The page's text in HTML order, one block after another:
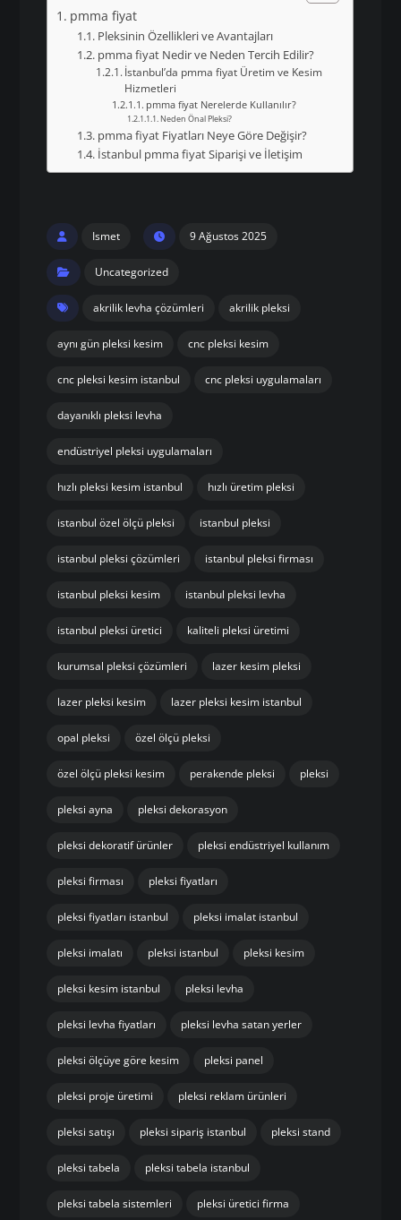
pmma fiyat
Pleksinin Özellikleri ve Avantajları
pmma fiyat Nedir ve Neden Tercih Edilir?
İstanbul’da pmma fiyat Üretim ve Kesim
Hizmetleri
pmma fiyat Nerelerde Kullanılır?
Neden Önal Pleksi?
pmma fiyat Fiyatları Neye Göre Değişir?
İstanbul pmma fiyat Siparişi ve İletişim
Ismet 9 Ağustos 2025
Uncategorized
akrilik levha çözümleri akrilik pleksi
aynı gün pleksi kesim cnc pleksi kesim
cnc pleksi kesim istanbul cnc pleksi uygulamaları
dayanıklı pleksi levha
endüstriyel pleksi uygulamaları
hızlı pleksi kesim istanbul hızlı üretim pleksi
istanbul özel ölçü pleksi istanbul pleksi
istanbul pleksi çözümleri istanbul pleksi firması
istanbul pleksi kesim istanbul pleksi levha
istanbul pleksi üretici kaliteli pleksi üretimi
kurumsal pleksi çözümleri lazer kesim pleksi
lazer pleksi kesim lazer pleksi kesim istanbul
opal pleksi özel ölçü pleksi
özel ölçü pleksi kesim perakende pleksi pleksi
pleksi ayna pleksi dekorasyon
pleksi dekoratif ürünler pleksi endüstriyel kullanım
pleksi firması pleksi fiyatları
pleksi fiyatları istanbul pleksi imalat istanbul
pleksi imalatı pleksi istanbul pleksi kesim
pleksi kesim istanbul pleksi levha
pleksi levha fiyatları pleksi levha satan yerler
pleksi ölçüye göre kesim pleksi panel
pleksi proje üretimi pleksi reklam ürünleri
pleksi satışı pleksi sipariş istanbul pleksi stand
pleksi tabela pleksi tabela istanbul
pleksi tabela sistemleri pleksi üretici firma